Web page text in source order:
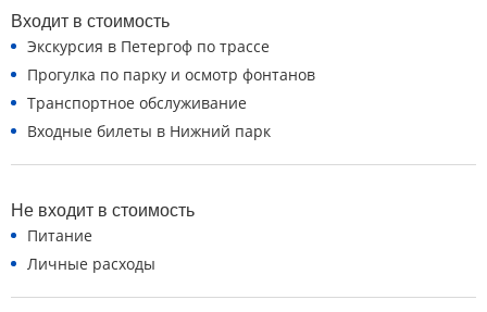
Входит в стоимость
Экскурсия в Петергоф по трассе
Прогулка по парку и осмотр фонтанов
Транспортное обслуживание
Входные билеты в Нижний парк
Не входит в стоимость
Питание
Личные расходы